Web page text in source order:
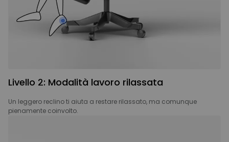
Livello 2: Modalità lavoro rilassata
Un leggero reclino ti aiuta a restare rilassato, ma comunque
pienamente coinvolto.